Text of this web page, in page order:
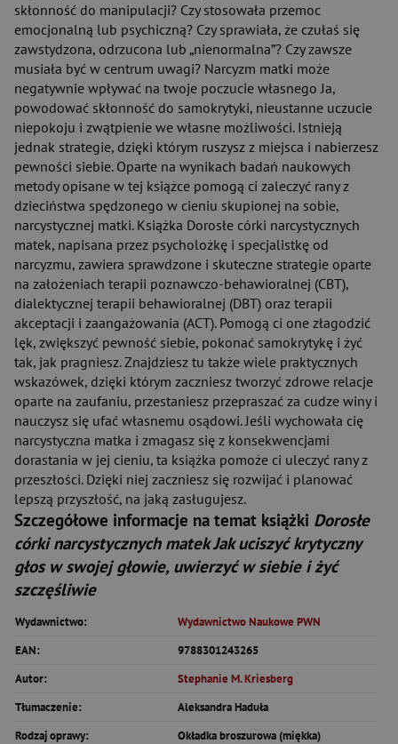
skłonność do manipulacji? Czy stosowała przemoc
emocjonalną lub psychiczną? Czy sprawiała, że czułaś się
zawstydzona, odrzucona lub „nienormalna”? Czy zawsze
musiała być w centrum uwagi? Narcyzm matki może
negatywnie wpływać na twoje poczucie własnego Ja,
powodować skłonność do samokrytyki, nieustanne uczucie
niepokoju i zwątpienie we własne możliwości. Istnieją
jednak strategie, dzięki którym ruszysz z miejsca i nabierzesz
pewności siebie. Oparte na wynikach badań naukowych
metody opisane w tej książce pomogą ci zaleczyć rany z
dzieciństwa spędzonego w cieniu skupionej na sobie,
narcystycznej matki. Książka Dorosłe córki narcystycznych
matek, napisana przez psycholożkę i specjalistkę od
narcyzmu, zawiera sprawdzone i skuteczne strategie oparte
na założeniach terapii poznawczo-behawioralnej (CBT),
dialektycznej terapii behawioralnej (DBT) oraz terapii
akceptacji i zaangażowania (ACT). Pomogą ci one złagodzić
lęk, zwiększyć pewność siebie, pokonać samokrytykę i żyć
tak, jak pragniesz. Znajdziesz tu także wiele praktycznych
wskazówek, dzięki którym zaczniesz tworzyć zdrowe relacje
oparte na zaufaniu, przestaniesz przepraszać za cudze winy i
nauczysz się ufać własnemu osądowi. Jeśli wychowała cię
narcystyczna matka i zmagasz się z konsekwencjami
dorastania w jej cieniu, ta książka pomoże ci uleczyć rany z
przeszłości. Dzięki niej zaczniesz się rozwijać i planować
lepszą przyszłość, na jaką zasługujesz.
Szczegółowe informacje na temat książki Dorosłe
córki narcystycznych matek Jak uciszyć krytyczny
głos w swojej głowie, uwierzyć w siebie i żyć
szczęśliwie
Wydawnictwo:
Wydawnictwo Naukowe PWN
EAN:
9788301243265
Autor:
Stephanie M. Kriesberg
Tłumaczenie:
Aleksandra Haduła
Rodzaj oprawy:
Okładka broszurowa (miękka)